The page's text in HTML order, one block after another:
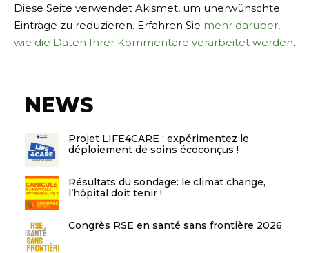
Diese Seite verwendet Akismet, um unerwünschte
Einträge zu reduzieren. Erfahren Sie mehr darüber,
wie die Daten Ihrer Kommentare verarbeitet werden.
NEWS
Projet LIFE4CARE : expérimentez le
déploiement de soins écoconçus !
Résultats du sondage: le climat change,
l’hôpital doit tenir !
Congrès RSE en santé sans frontière 2026